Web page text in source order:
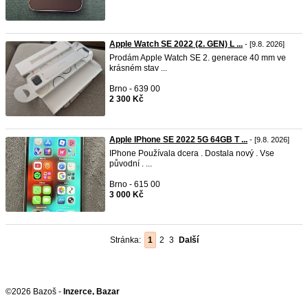
Apple Watch SE 2022 (2. GEN) L ... - [9.8. 2026]
Prodám Apple Watch SE 2. generace 40 mm ve
krásném stav ...
Brno - 639 00
2 300 Kč
Apple IPhone SE 2022 5G 64GB T ... - [9.8. 2026]
IPhone Používala dcera . Dostala nový . Vse
původní . ...
Brno - 615 00
3 000 Kč
Stránka: 1 2 3 Další
©2026 Bazoš - Inzerce, Bazar